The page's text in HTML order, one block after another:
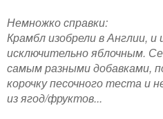
Немножко справки:
Крамбл изобрели в Англии, и
исключительно яблочным.
самым разными добавками,
корочку песочного теста и
из ягод/фруктов...